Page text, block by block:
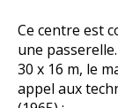
Ce centre est
une
30 x 16 m, le
appel aux